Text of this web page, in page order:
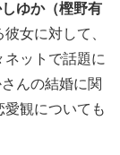
ゆか（樫野有
女に対して、
ネットで話題に
んの結婚に関
観についても